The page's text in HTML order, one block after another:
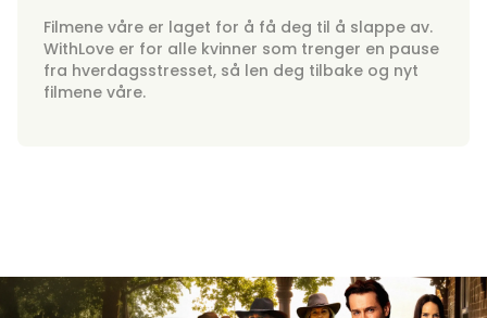
Filmene våre er laget for å få deg til å slappe av.
WithLove er for alle kvinner som trenger en pause
fra hverdagsstresset, så len deg tilbake og nyt
filmene våre.